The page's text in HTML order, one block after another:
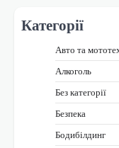
Категорії
Авто та
Алкоголь
Без категорії
Безпека
Бодибілдинг